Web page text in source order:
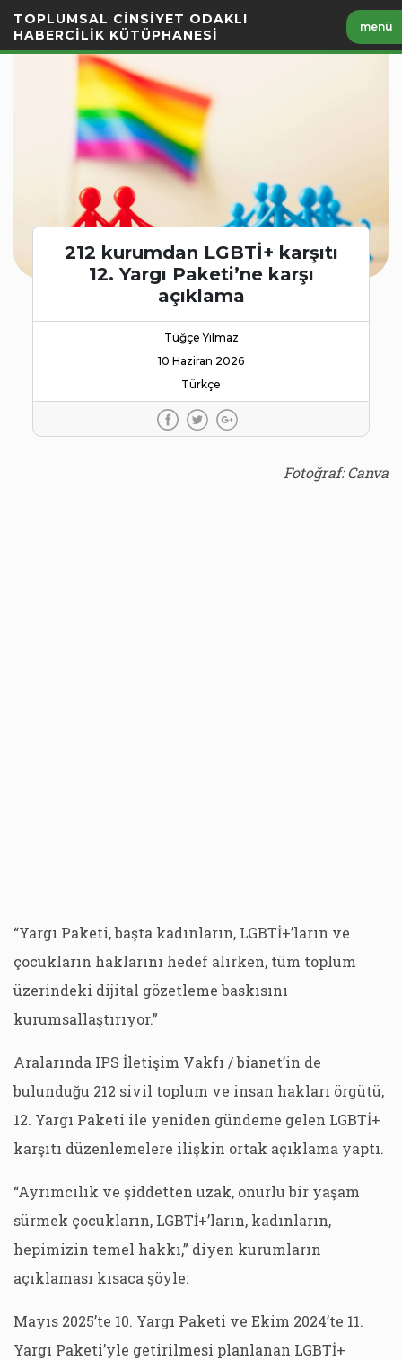
Geç
TOPLUMSAL CİNSİYET ODAKLI
HABERCİLİK KÜTÜPHANESİ
menü
212 kurumdan LGBTİ+ karşıtı
12. Yargı Paketi’ne karşı
açıklama
Tuğçe Yılmaz
10 Haziran 2026
Türkçe
Fotoğraf: Canva
“Yargı Paketi, başta kadınların, LGBTİ+’ların ve
çocukların haklarını hedef alırken, tüm toplum
üzerindeki dijital gözetleme baskısını
kurumsallaştırıyor.”
Aralarında IPS İletişim Vakfı / bianet’in de
bulunduğu 212 sivil toplum ve insan hakları örgütü,
12. Yargı Paketi ile yeniden gündeme gelen LGBTİ+
karşıtı düzenlemelere ilişkin ortak açıklama yaptı.
“Ayrımcılık ve şiddetten uzak, onurlu bir yaşam
sürmek çocukların, LGBTİ+’ların, kadınların,
hepimizin temel hakkı,” diyen kurumların
açıklaması kısaca şöyle:
Mayıs 2025’te 10. Yargı Paketi ve Ekim 2024’te 11.
Yargı Paketi’yle getirilmesi planlanan LGBTİ+